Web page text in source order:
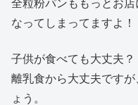
なってしまってますよ！
子供が食べても大丈夫？
離乳食から大丈夫です
ょう。